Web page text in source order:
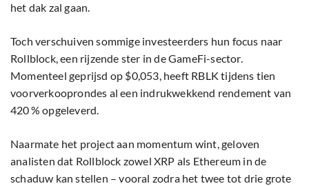
het dak zal gaan.
Toch verschuiven sommige investeerders hun focus naar
Rollblock, een rijzende ster in de GameFi-sector.
Momenteel geprijsd op $0,053, heeft RBLK tijdens tien
voorverkooprondes al een indrukwekkend rendement van
420 % opgeleverd.
Naarmate het project aan momentum wint, geloven
analisten dat Rollblock zowel XRP als Ethereum in de
schaduw kan stellen – vooral zodra het twee tot drie grote